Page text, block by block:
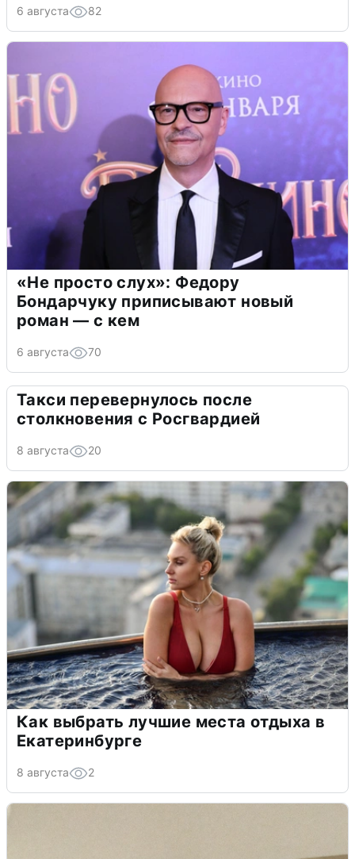
6 августа 82
«Не просто слух»: Федору
Бондарчуку приписывают новый
роман — с кем
6 августа 70
Такси перевернулось после
столкновения с Росгвардией
8 августа 20
Как выбрать лучшие места отдыха в
Екатеринбурге
8 августа 2